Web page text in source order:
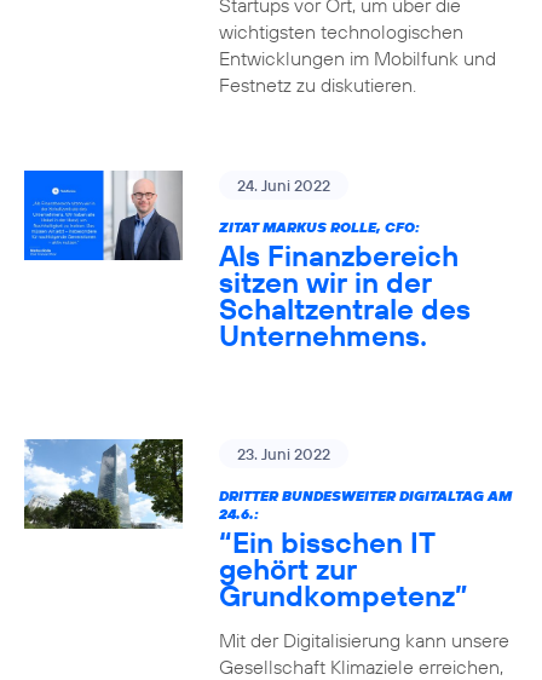
Startups vor Ort, um über die
wichtigsten technologischen
Entwicklungen im Mobilfunk und
Festnetz zu diskutieren.
24. Juni 2022
ZITAT MARKUS ROLLE, CFO:
Als Finanzbereich
sitzen wir in der
Schaltzentrale des
Unternehmens.
23. Juni 2022
DRITTER BUNDESWEITER DIGITALTAG AM
24.6.:
“Ein bisschen IT
gehört zur
Grundkompetenz”
Mit der Digitalisierung kann unsere
Gesellschaft Klimaziele erreichen,